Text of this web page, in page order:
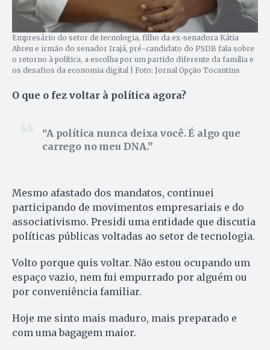
Empresário do setor de tecnologia, filho da ex-senadora Kátia
Abreu e irmão do senador Irajá, pré-candidato do PSDB fala sobre
o retorno à política, a escolha por um partido diferente da família e
os desafios da economia digital | Foto: Jornal Opção Tocantins
O que o fez voltar à política agora?
A política nunca deixa você. É algo que
carrego no meu DNA.
Mesmo afastado dos mandatos, continuei
participando de movimentos empresariais e do
associativismo. Presidi uma entidade que discutia
políticas públicas voltadas ao setor de tecnologia.
Volto porque quis voltar. Não estou ocupando um
espaço vazio, nem fui empurrado por alguém ou
por conveniência familiar.
Hoje me sinto mais maduro, mais preparado e
com uma bagagem maior.